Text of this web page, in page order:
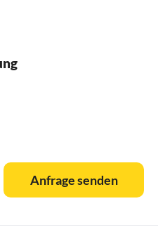
Anfrage senden